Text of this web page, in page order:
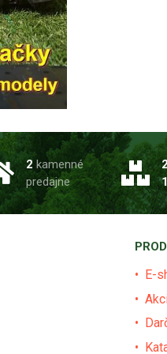
2 kamenné
predajne
E-